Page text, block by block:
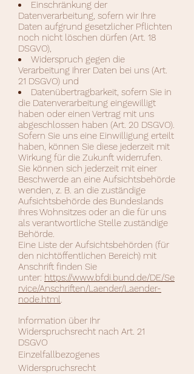
Einschränkung der
Datenverarbeitung, sofern wir Ihre
Daten aufgrund gesetzlicher Pflichten
noch nicht löschen dürfen (Art. 18
DSGVO),
Widerspruch gegen die
Verarbeitung Ihrer Daten bei uns (Art.
21 DSGVO) und
Datenübertragbarkeit, sofern Sie in
die Datenverarbeitung eingewilligt
haben oder einen Vertrag mit uns
abgeschlossen haben (Art. 20 DSGVO).
Sofern Sie uns eine Einwilligung erteilt
haben, können Sie diese jederzeit mit
Wirkung für die Zukunft widerrufen.
Sie können sich jederzeit mit einer
Beschwerde an eine Aufsichtsbehörde
wenden, z. B. an die zuständige
Aufsichtsbehörde des Bundeslands
Ihres Wohnsitzes oder an die für uns
als verantwortliche Stelle zuständige
Behörde.
Eine Liste der Aufsichtsbehörden (für
den nichtöffentlichen Bereich) mit
Anschrift finden Sie
unter: https://www.bfdi.bund.de/DE/Se
rvice/Anschriften/Laender/Laender-
node.html.
Information über Ihr
Widerspruchsrecht nach Art. 21
DSGVO
Einzelfallbezogenes
Widerspruchsrecht